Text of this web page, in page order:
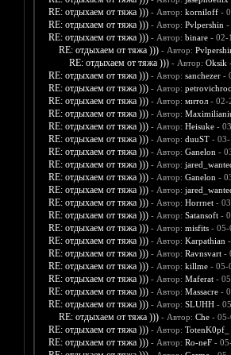
RE: отдыхаем от тяжа ))) - Автор: korniloff-
RE: отдыхаем от тяжа ))) - Автор: Pvlpershin -
RE: отдыхаем от тяжа ))) - Автор: binare- 02-
RE: отдыхаем от тяжа ))) - Автор:
RE: отдыхаем от тяжа ))) - Автор: Oksik
RE: отдыхаем от тяжа ))) - Автор: sanchezer-
RE: отдыхаем от тяжа ))) - Автор: petrovichroc
RE: отдыхаем от тяжа ))) - Автор: митол- 02-
RE: отдыхаем от тяжа ))) - Автор:
RE: отдыхаем от тяжа ))) - Автор: Heisuke-
RE: отдыхаем от тяжа ))) - Автор: duuST- 03-
RE: отдыхаем от тяжа ))) - Автор: Ganelon -
RE: отдыхаем от тяжа ))) - Автор:
RE: отдыхаем от тяжа ))) - Автор: Ganelon -
RE: отдыхаем от тяжа ))) - Автор:
RE: отдыхаем от тяжа ))) - Автор: Horrnet-
RE: отдыхаем от тяжа ))) - Автор: Satansoft-
RE: отдыхаем от тяжа ))) - Автор: misfits- 05-
RE: отдыхаем от тяжа ))) - Автор: Karpathian
RE: отдыхаем от тяжа ))) - Автор: Ravnsvart-
RE: отдыхаем от тяжа ))) - Автор: killme- 05-
RE: отдыхаем от тяжа ))) - Автор: Maferat-
RE: отдыхаем от тяжа ))) - Автор: Massacre-
RE: отдыхаем от тяжа ))) - Автор: SLUHH-
RE: отдыхаем от тяжа ))) - Автор: Che- 05-
RE: отдыхаем от тяжа ))) - Автор: TotenK0pf_
RE: отдыхаем от тяжа ))) - Автор: Ro-neF-